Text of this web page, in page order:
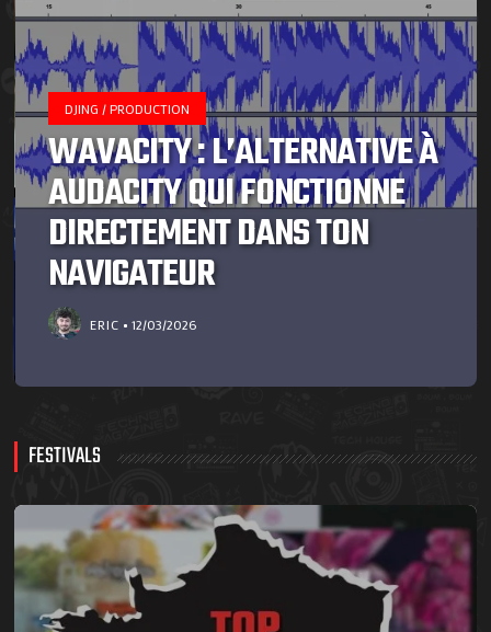
DJING / PRODUCTION
WAVACITY : L’ALTERNATIVE À
AUDACITY QUI FONCTIONNE
DIRECTEMENT DANS TON
NAVIGATEUR
ERIC 12/03/2026
FESTIVALS